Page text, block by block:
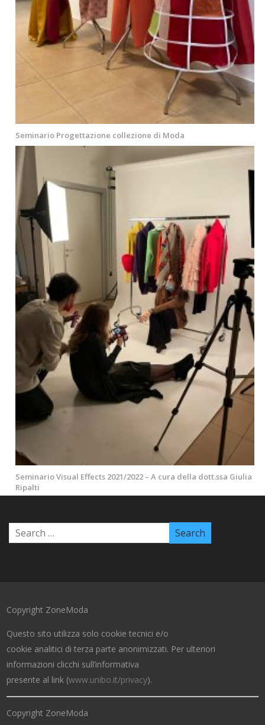
Seminario Progettazione collezione di Moda
Seminario Visual Effects 2021/2022 – A cura della dott.ssa Giulia
Ripalti
Copyright ZoneModa
Questo sito utilizza solo cookie tecnici e/o
cookie analitici di terza parte anonimizzati. Per ulteriori
informazioni clicchi sull’informativa
presente al link (www.unibo.it/privacy).
Copyright ZoneModa